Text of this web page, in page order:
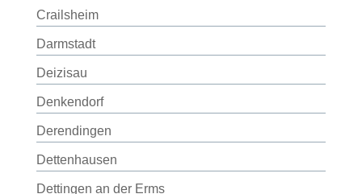
Crailsheim
Darmstadt
Deizisau
Denkendorf
Derendingen
Dettenhausen
Dettingen an der Erms